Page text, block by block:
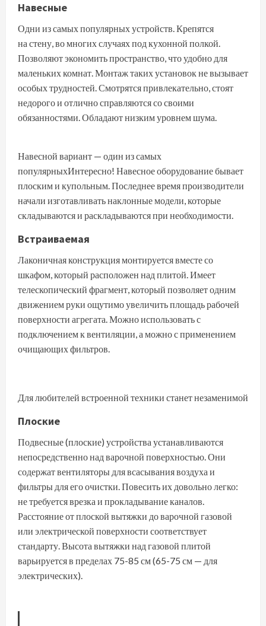
Навесные
Одни из самых популярных устройств. Крепятся
на стену, во многих случаях под кухонной полкой.
Позволяют экономить пространство, что удобно для
маленьких комнат. Монтаж таких установок не вызывает
особых трудностей. Смотрятся привлекательно, стоят
недорого и отлично справляются со своими
обязанностями. Обладают низким уровнем шума.
Навесной вариант — один из самых
популярныхИнтересно! Навесное оборудование бывает
плоским и купольным. Последнее время производители
начали изготавливать наклонные модели, которые
складываются и раскладываются при необходимости.
Встраиваемая
Лаконичная конструкция монтируется вместе со
шкафом, который расположен над плитой. Имеет
телескопический фрагмент, который позволяет одним
движением руки ощутимо увеличить площадь рабочей
поверхности агрегата. Можно использовать с
подключением к вентиляции, а можно с применением
очищающих фильтров.
Для любителей встроенной техники станет незаменимой
Плоские
Подвесные (плоские) устройства устанавливаются
непосредственно над варочной поверхностью. Они
содержат вентиляторы для всасывания воздуха и
фильтры для его очистки. Повесить их довольно легко:
не требуется врезка и прокладывание каналов.
Расстояние от плоской вытяжки до варочной газовой
или электрической поверхности соответствует
стандарту. Высота вытяжки над газовой плитой
варьируется в пределах 75-85 см (65-75 см — для
электрических).